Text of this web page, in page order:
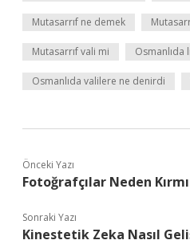
Mutasarrıf ne demek
Mutasarrıf vali mi Osmanlıda
Osmanlıda valilere ne denirdi
Önceki Yazı
Fotoğrafçılar Neden
Sonraki Yazı
Kinestetik Zeka Nasıl